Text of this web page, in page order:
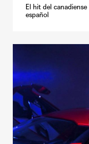
El hit del
español